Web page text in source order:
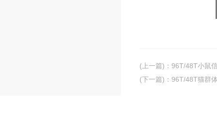
(上一篇) ： 96T/48T小鼠
(下一篇) ： 96T/48T猫群